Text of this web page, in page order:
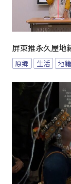
屏東推永久屋地
原鄉 生活 地